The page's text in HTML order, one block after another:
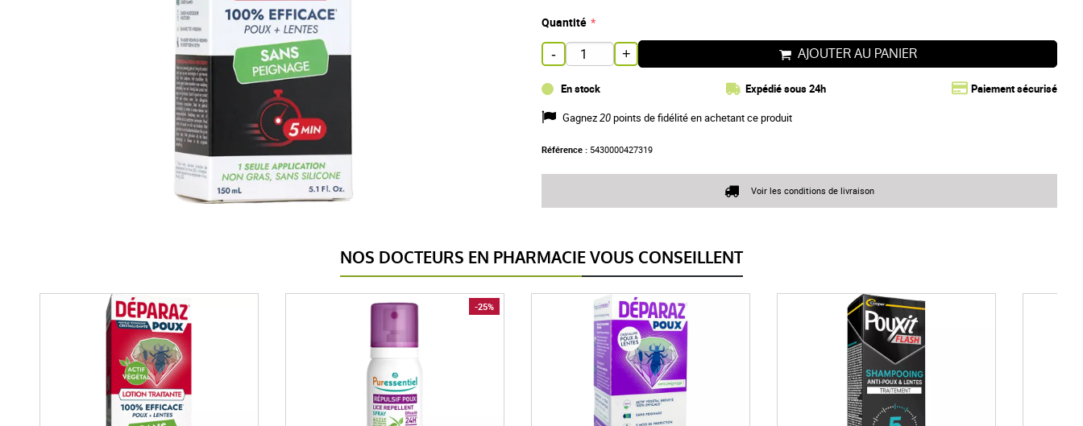
Quantité
- + AJOUTER AU PANIER
En stock Expédié sous 24h Paiement sécurisé
Référence : 5430000427319
Gagnez20points de fidélité en achetant ce produit
Voir les conditions de livraison
NOS DOCTEURS EN PHARMACIE VOUS CONSEILLENT
-25%